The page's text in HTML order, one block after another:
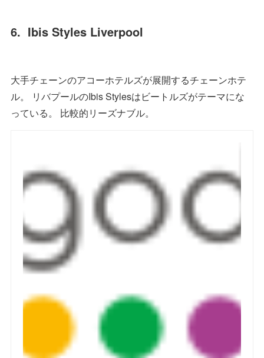
6. Ibis Styles Liverpool
大手チェーンのアコーホテルズが展開するチェーンホテ
ル。 リバプールのIbis Stylesはビートルズがテーマにな
っている。 比較的リーズナブル。